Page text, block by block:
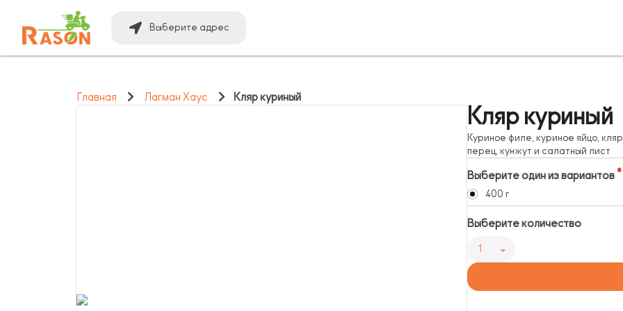
Выберите адрес
Главная Лагман Хаус Кляр куриный
Кляр куриный
Куриное филе, куриное яйцо,
перец, кунжут и салатный лист
Выберите один из вариантов
400 г
Выберите количество
1